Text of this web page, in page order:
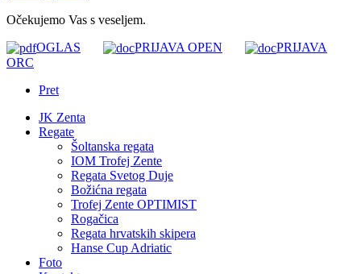
Očekujemo Vas s veseljem.
OGLAS
PRIJAVA OPEN
PRIJAVA
ORC
Pret
JK Zenta
Regate
Šoltanska regata
IOM Trofej Zente
Regata Svetog Duje
Božićna regata
Trofej Zente OPTIMIST
Rogačica
Regata hrvatskih skipera
Hanse Cup Adriatic
Foto